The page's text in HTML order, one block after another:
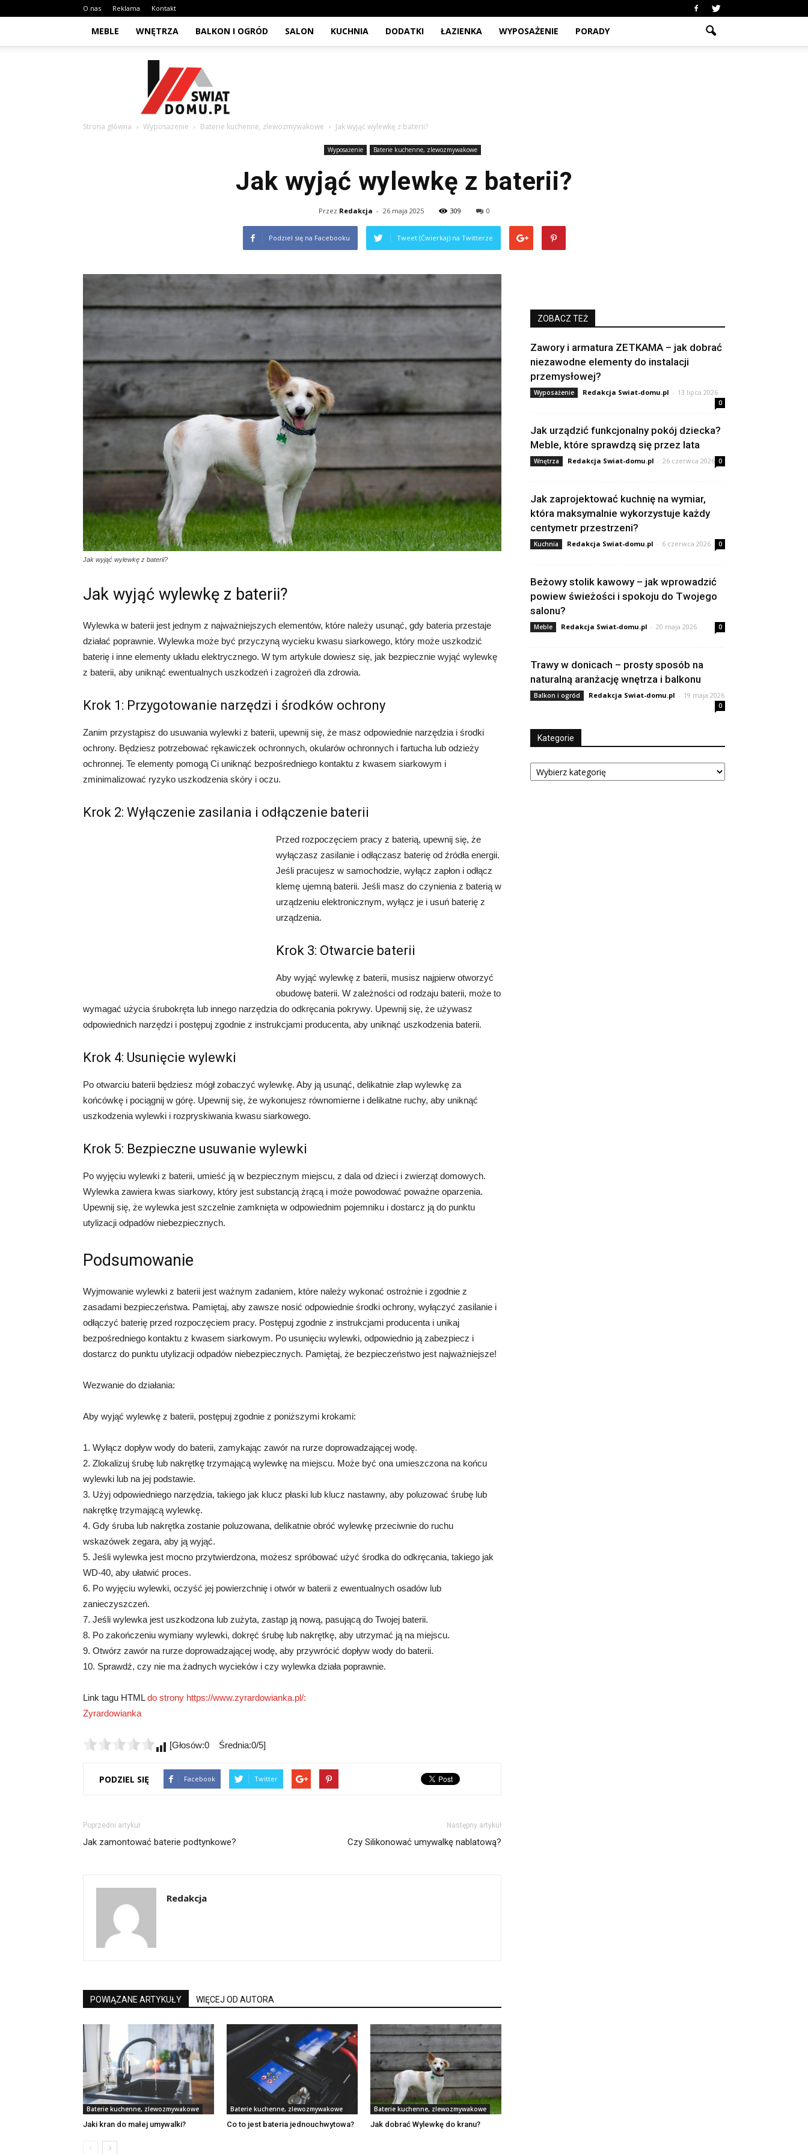
O nas Reklama Kontakt
MEBLE WNĘTRZA BALKON I OGRÓD SALON KUCHNIA DODATKI ŁAZIENKA WYPOSAŻENIE PORADY
Strona główna Wyposażenie Baterie kuchenne, zlewozmywakowe Jak wyjąć wylewkę z baterii?
Wyposażenie Baterie kuchenne, zlewozmywakowe
Jak wyjąć wylewkę z baterii?
Przez Redakcja - 26 maja 2025 309 0
Podziel się na Facebooku Tweet (Ćwierkaj) na Twitterze
Jak wyjąć wylewkę z baterii?
Jak wyjąć wylewkę z baterii?
Wylewka w baterii jest jednym z najważniejszych elementów, które należy usunąć, gdy bateria przestaje
działać poprawnie. Wylewka może być przyczyną wycieku kwasu siarkowego, który może uszkodzić
baterię i inne elementy układu elektrycznego. W tym artykule dowiesz się, jak bezpiecznie wyjąć wylewkę
z baterii, aby uniknąć ewentualnych uszkodzeń i zagrożeń dla zdrowia.
Krok 1: Przygotowanie narzędzi i środków ochrony
Zanim przystąpisz do usuwania wylewki z baterii, upewnij się, że masz odpowiednie narzędzia i środki
ochrony. Będziesz potrzebować rękawiczek ochronnych, okularów ochronnych i fartucha lub odzieży
ochronnej. Te elementy pomogą Ci uniknąć bezpośredniego kontaktu z kwasem siarkowym i
zminimalizować ryzyko uszkodzenia skóry i oczu.
Krok 2: Wyłączenie zasilania i odłączenie baterii
Przed rozpoczęciem pracy z baterią, upewnij się, że
wyłączasz zasilanie i odłączasz baterię od źródła energii.
Jeśli pracujesz w samochodzie, wyłącz zapłon i odłącz
klemę ujemną baterii. Jeśli masz do czynienia z baterią w
urządzeniu elektronicznym, wyłącz je i usuń baterię z
urządzenia.
Krok 3: Otwarcie baterii
Aby wyjąć wylewkę z baterii, musisz najpierw otworzyć
obudowę baterii. W zależności od rodzaju baterii, może to
wymagać użycia śrubokręta lub innego narzędzia do odkręcania pokrywy. Upewnij się, że używasz
odpowiednich narzędzi i postępuj zgodnie z instrukcjami producenta, aby uniknąć uszkodzenia baterii.
Krok 4: Usunięcie wylewki
Po otwarciu baterii będziesz mógł zobaczyć wylewkę. Aby ją usunąć, delikatnie złap wylewkę za
końcówkę i pociągnij w górę. Upewnij się, że wykonujesz równomierne i delikatne ruchy, aby uniknąć
uszkodzenia wylewki i rozpryskiwania kwasu siarkowego.
Krok 5: Bezpieczne usuwanie wylewki
Po wyjęciu wylewki z baterii, umieść ją w bezpiecznym miejscu, z dala od dzieci i zwierząt domowych.
Wylewka zawiera kwas siarkowy, który jest substancją żrącą i może powodować poważne oparzenia.
Upewnij się, że wylewka jest szczelnie zamknięta w odpowiednim pojemniku i dostarcz ją do punktu
utylizacji odpadów niebezpiecznych.
Podsumowanie
Wyjmowanie wylewki z baterii jest ważnym zadaniem, które należy wykonać ostrożnie i zgodnie z
zasadami bezpieczeństwa. Pamiętaj, aby zawsze nosić odpowiednie środki ochrony, wyłączyć zasilanie i
odłączyć baterię przed rozpoczęciem pracy. Postępuj zgodnie z instrukcjami producenta i unikaj
bezpośredniego kontaktu z kwasem siarkowym. Po usunięciu wylewki, odpowiednio ją zabezpiecz i
dostarcz do punktu utylizacji odpadów niebezpiecznych. Pamiętaj, że bezpieczeństwo jest najważniejsze!
Wezwanie do działania:
Aby wyjąć wylewkę z baterii, postępuj zgodnie z poniższymi krokami:
1. Wyłącz dopływ wody do baterii, zamykając zawór na rurze doprowadzającej wodę.
2. Zlokalizuj śrubę lub nakrętkę trzymającą wylewkę na miejscu. Może być ona umieszczona na końcu
wylewki lub na jej podstawie.
3. Użyj odpowiedniego narzędzia, takiego jak klucz płaski lub klucz nastawny, aby poluzować śrubę lub
nakrętkę trzymającą wylewkę.
4. Gdy śruba lub nakrętka zostanie poluzowana, delikatnie obróć wylewkę przeciwnie do ruchu
wskazówek zegara, aby ją wyjąć.
5. Jeśli wylewka jest mocno przytwierdzona, możesz spróbować użyć środka do odkręcania, takiego jak
WD-40, aby ułatwić proces.
6. Po wyjęciu wylewki, oczyść jej powierzchnię i otwór w baterii z ewentualnych osadów lub
zanieczyszczeń.
7. Jeśli wylewka jest uszkodzona lub zużyta, zastąp ją nową, pasującą do Twojej baterii.
8. Po zakończeniu wymiany wylewki, dokręć śrubę lub nakrętkę, aby utrzymać ją na miejscu.
9. Otwórz zawór na rurze doprowadzającej wodę, aby przywrócić dopływ wody do baterii.
10. Sprawdź, czy nie ma żadnych wycieków i czy wylewka działa poprawnie.
Link tagu HTMLdo strony https://www.zyrardowianka.pl/:
Zyrardowianka
[Głosów:0 Średnia:0/5]
PODZIEL SIĘ Facebook Twitter
Poprzedni artykuł
Jak zamontować baterie podtynkowe?
Następny artykuł
Czy Silikonować umywalkę nablatową?
Redakcja
POWIĄZANE ARTYKUŁY WIĘCEJ OD AUTORA
Baterie kuchenne, zlewozmywakowe
Jaki kran do małej umywalki?
Baterie kuchenne, zlewozmywakowe
Co to jest bateria jednouchwytowa?
Baterie kuchenne, zlewozmywakowe
Jak dobrać Wylewkę do kranu?
ZOBACZ TEŻ
Zawory i armatura ZETKAMA – jak dobrać
niezawodne elementy do instalacji
przemysłowej?
Wyposażenie Redakcja Swiat-domu.pl - 13 lipca 2026
0
Jak urządzić funkcjonalny pokój dziecka?
Meble, które sprawdzą się przez lata
Wnętrza Redakcja Swiat-domu.pl - 26 czerwca 2026 0
Jak zaprojektować kuchnię na wymiar,
która maksymalnie wykorzystuje każdy
centymetr przestrzeni?
Kuchnia Redakcja Swiat-domu.pl - 6 czerwca 2026 0
Beżowy stolik kawowy – jak wprowadzić
powiew świeżości i spokoju do Twojego
salonu?
Meble Redakcja Swiat-domu.pl - 20 maja 2026 0
Trawy w donicach – prosty sposób na
naturalną aranżację wnętrza i balkonu
Balkon i ogród Redakcja Swiat-domu.pl - 19 maja 2026
0
Kategorie
Kategorie